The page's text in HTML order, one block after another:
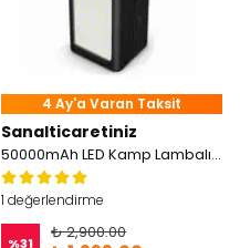
4 Ay'a Varan Taksit
Sanalticaretiniz
50000mAh LED Kamp Lambalı Powerbank 7 Cihaz Aynı Anda Şarj
1 değerlendirme
%31
₺ 2,900.00